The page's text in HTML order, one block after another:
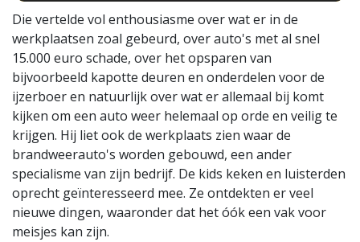
Die vertelde vol enthousiasme over wat er in de
werkplaatsen zoal gebeurd, over auto's met al snel
15.000 euro schade, over het opsparen van
bijvoorbeeld kapotte deuren en onderdelen voor de
ijzerboer en natuurlijk over wat er allemaal bij komt
kijken om een auto weer helemaal op orde en veilig te
krijgen. Hij liet ook de werkplaats zien waar de
brandweerauto's worden gebouwd, een ander
specialisme van zijn bedrijf. De kids keken en luisterden
oprecht geïnteresseerd mee. Ze ontdekten er veel
nieuwe dingen, waaronder dat het óók een vak voor
meisjes kan zijn.